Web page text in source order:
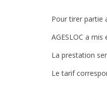
Pour tirer partie
AGESLOC a
La prestation
Le tarif